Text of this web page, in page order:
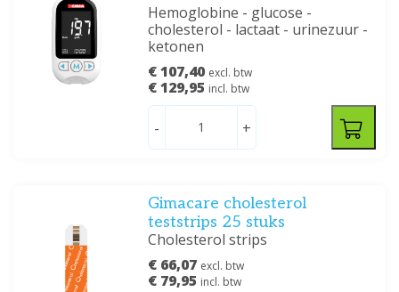
Hemoglobine - glucose -
cholesterol - lactaat - urinezuur -
ketonen
€ 107,40 excl. btw
€ 129,95 incl. btw
- +
Gimacare cholesterol
teststrips 25 stuks
Cholesterol strips
€ 66,07 excl. btw
€ 79,95 incl. btw